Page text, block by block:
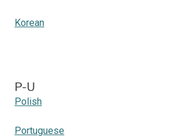
Korean
P-U
Polish
Portuguese